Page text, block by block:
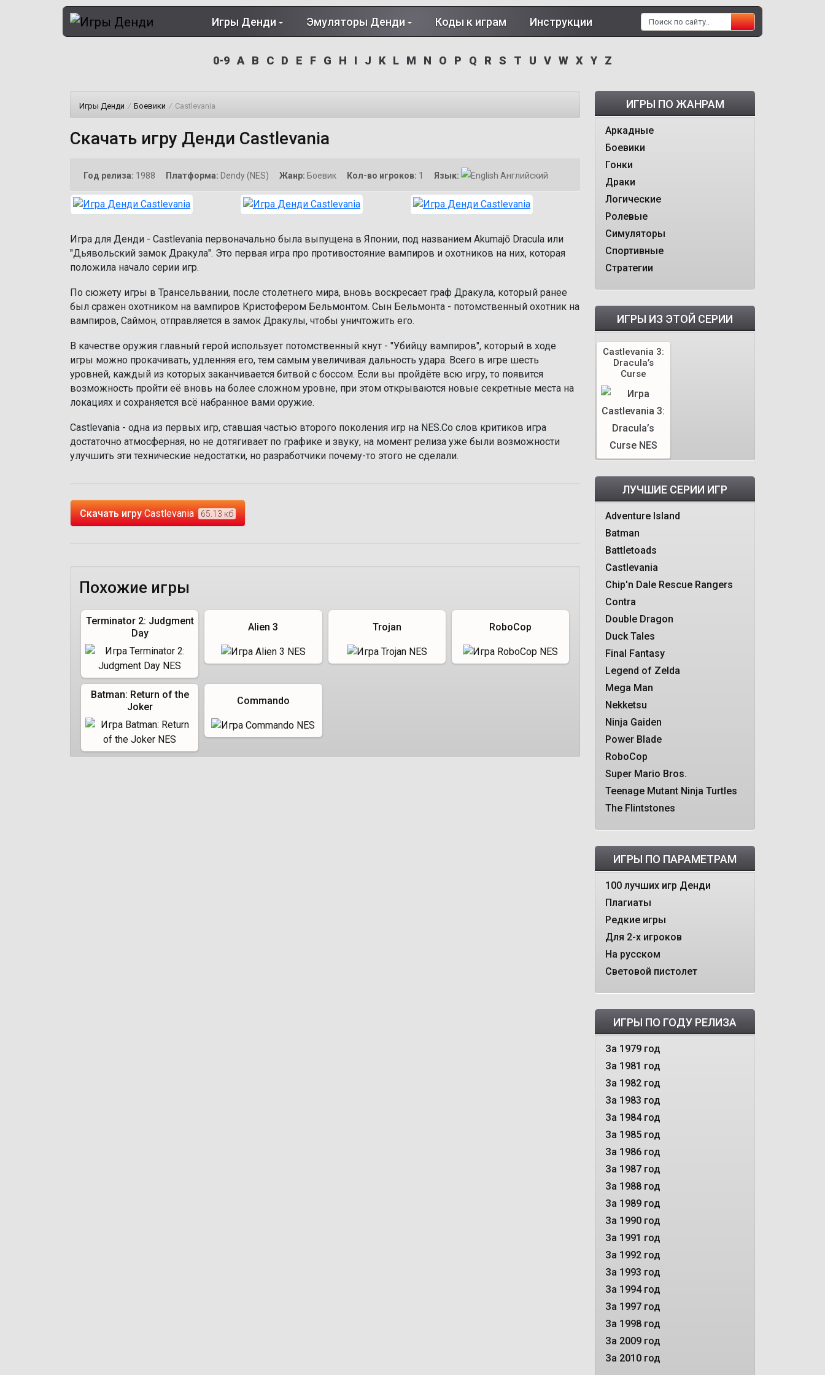
Игры Денди Эмуляторы Денди Коды к играм Инструкции
0-9 A B C D E F G H I J K L M N O P Q R S T U V W X Y Z
Игры Денди / Боевики / Castlevania
Скачать игру Денди Castlevania
Год релиза: 1988 Платформа: Dendy (NES) Жанр: Боевик Кол-во игроков: 1 Язык: Английский
Игра для Денди - Castlevania первоначально была выпущена в Японии, под названием Akumajō Dracula или
"Дьявольский замок Дракула". Это первая игра про противостояние вампиров и охотников на них, которая
положила начало серии игр.
По сюжету игры в Трансельвании, после столетнего мира, вновь воскресает граф Дракула, который ранее
был сражен охотником на вампиров Кристофером Бельмонтом. Сын Бельмонта - потомственный охотник на
вампиров, Саймон, отправляется в замок Дракулы, чтобы уничтожить его.
В качестве оружия главный герой использует потомственный кнут - "Убийцу вампиров", который в ходе
игры можно прокачивать, удленняя его, тем самым увеличивая дальность удара. Всего в игре шесть
уровней, каждый из которых заканчивается битвой с боссом. Если вы пройдёте всю игру, то появится
возможность пройти её вновь на более сложном уровне, при этом открываются новые секретные места на
локациях и сохраняется всё набранное вами оружие.
Castlevania - одна из первых игр, ставшая частью второго поколения игр на NES.Со слов критиков игра
достаточно атмосферная, но не дотягивает по графике и звуку, на момент релиза уже были возможности
улучшить эти технические недостатки, но разработчики почему-то этого не сделали.
Скачать игруCastlevania 65.13 кб
Похожие игры
Terminator 2: Judgment
Day
Alien 3 Trojan RoboCop
Batman: Return of the
Joker
Commando
ИГРЫ ПО ЖАНРАМ
Аркадные
Боевики
Гонки
Драки
Логические
Ролевые
Симуляторы
Спортивные
Стратегии
ИГРЫ ИЗ ЭТОЙ СЕРИИ
Castlevania 3:
Dracula’s
Curse
ЛУЧШИЕ СЕРИИ ИГР
Adventure Island
Batman
Battletoads
Castlevania
Chip'n Dale Rescue Rangers
Contra
Double Dragon
Duck Tales
Final Fantasy
Legend of Zelda
Mega Man
Nekketsu
Ninja Gaiden
Power Blade
RoboCop
Super Mario Bros.
Teenage Mutant Ninja Turtles
The Flintstones
ИГРЫ ПО ПАРАМЕТРАМ
100 лучших игр Денди
Плагиаты
Редкие игры
Для 2-х игроков
На русском
Световой пистолет
ИГРЫ ПО ГОДУ РЕЛИЗА
За 1979 год
За 1981 год
За 1982 год
За 1983 год
За 1984 год
За 1985 год
За 1986 год
За 1987 год
За 1988 год
За 1989 год
За 1990 год
За 1991 год
За 1992 год
За 1993 год
За 1994 год
За 1997 год
За 1998 год
За 2009 год
За 2010 год